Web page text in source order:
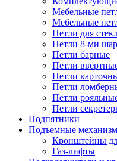
Мебельные
Мебельные
Петли для
Петли 8-ми
Петли барные
Петли
Петли
Петли
Петли
Петли
Подпятники
Подъемные
Кронштейны
Газ-лифты